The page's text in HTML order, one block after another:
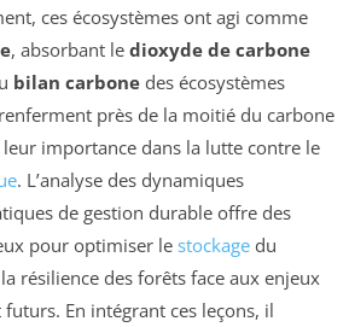
ces écosystèmes ont agi comme
, absorbant le dioxyde de carbone
bilan carbone des écosystèmes
près de la moitié du carbone
importance dans la lutte contre le
. L’analyse des dynamiques
de gestion durable offre des
pour optimiser le stockage du
résilience des forêts face aux enjeux
En intégrant ces leçons, il